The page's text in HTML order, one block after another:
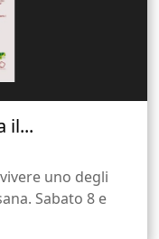
il...
uno degli
Sabato 8 e